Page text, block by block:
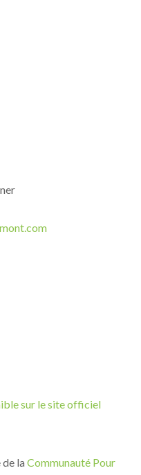
sur le site officiel
la Communauté Pour